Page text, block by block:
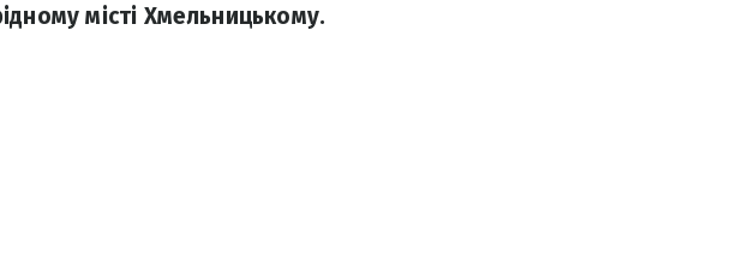
місті Хмельницькому.